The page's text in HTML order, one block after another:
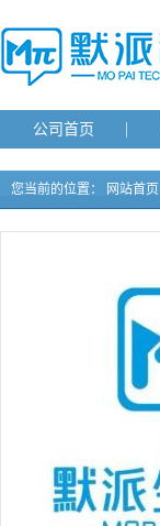
公司首页
您当前的位置： 网站首页